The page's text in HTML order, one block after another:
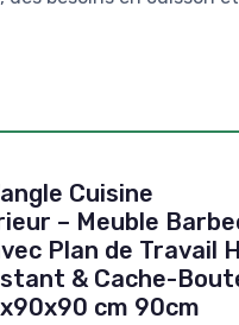
Cuisine
– Meuble
Plan de Travail
& Cache-
cm 90cm